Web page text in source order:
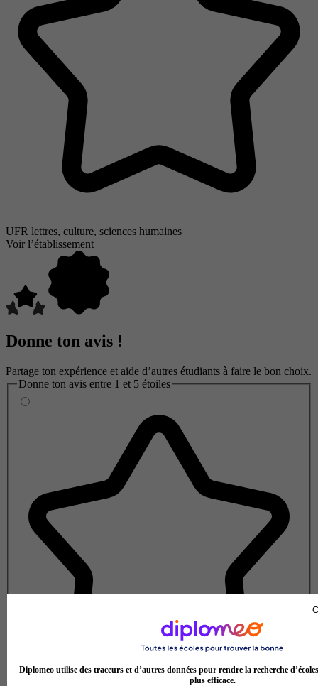
UFR lettres, culture, sciences humaines
Voir l’établissement
Donne ton avis !
Partage ton expérience et aide d’autres étudiants à faire le bon choix.
Donne ton avis entre 1 et 5 étoiles
Diplomeo utilise des traceurs et d’autres données pour rendre la recherche
plus efficace.